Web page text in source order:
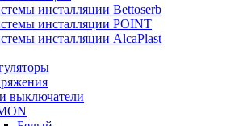
инсталляции Bettoserb
инсталляции POINT
инсталляции AlcaPlast
выключатели